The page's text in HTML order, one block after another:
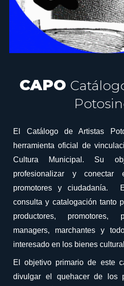
CAPO
El Catálogo de Artistas
herramienta oficial de
Cultura Municipal. Su
profesionalizar y
promotores y ciudadanía.
consulta y catalogación tanto
productores, promotores,
managers, marchantes y
interesado en los bienes
El objetivo primario de este
divulgar el quehacer de los